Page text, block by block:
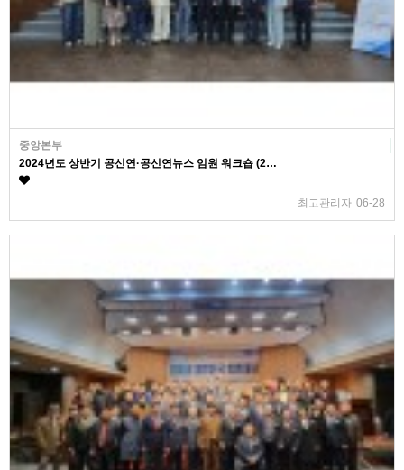
중앙본부
2024년도 상반기 공신연·공신연뉴스 임원 워크숍 (2…
최고관리자 06-28